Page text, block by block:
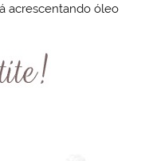
acrescentando óleo